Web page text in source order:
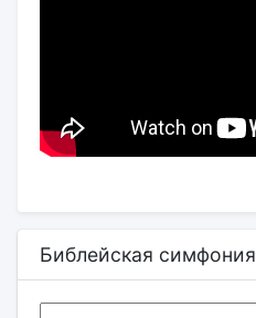
Библейская симфония